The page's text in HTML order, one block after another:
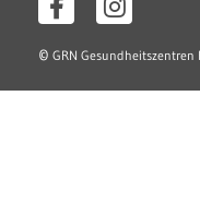
© GRN Gesundheitszentren